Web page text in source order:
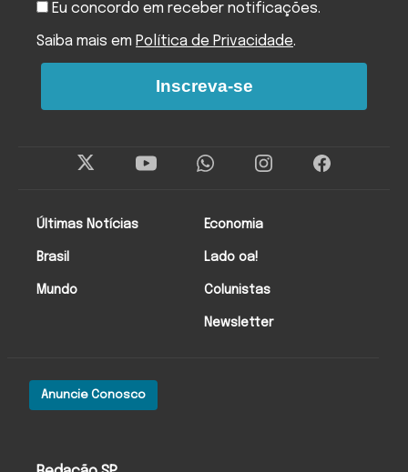
Anuncie Conosco
Últimas Notícias
Brasil
Mundo
Economia
Lado oa!
Colunistas
Newsletter
Eu concordo em receber notificações.
Saiba mais em Política de Privacidade.
Inscreva-se